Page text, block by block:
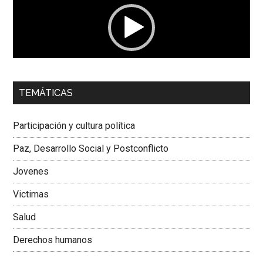
00:00 01:04
Dra. Carolina Corcho Mejía,Presidenta Corporación
Colombiana
TEMÁTICAS
Participación y cultura política
Paz, Desarrollo Social y Postconflicto
Jovenes
Victimas
Salud
Derechos humanos